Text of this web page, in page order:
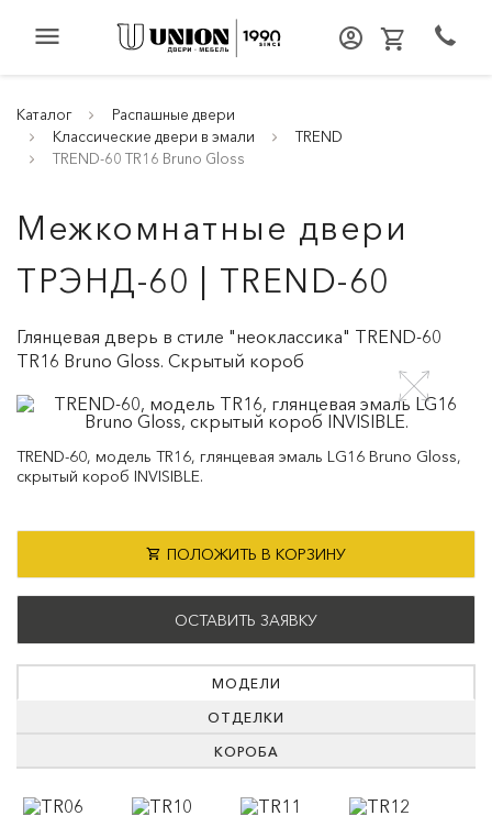
menu
Каталог
Распашные двери
Классические двери в эмали
TREND
TREND-60 TR16 Bruno Gloss
Межкомнатные двери
ТРЭНД-60 | TREND-60
Глянцевая дверь в стиле "неоклассика" TREND-60
TR16 Bruno Gloss. Скрытый короб
TREND-60, модель TR16, глянцевая эмаль LG16 Bruno Gloss,
скрытый короб INVISIBLE.
ПОЛОЖИТЬ В КОРЗИНУ
ОСТАВИТЬ ЗАЯВКУ
МОДЕЛИ
ОТДЕЛКИ
КОРОБА